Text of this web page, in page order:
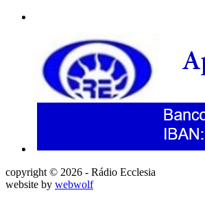
copyright © 2026 - Rádio Ecclesia
website by webwolf